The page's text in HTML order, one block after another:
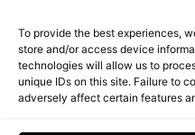
To provide the best experiences,
store and/or access device
technologies will allow us to
unique IDs on this site. Failure to
adversely affect certain features